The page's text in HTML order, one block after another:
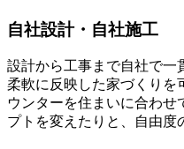
自社設計・自社施工
設計から工事まで自社で一
柔軟に反映した家づくりを
ウンターを住まいに合わせ
プトを変えたりと、自由度